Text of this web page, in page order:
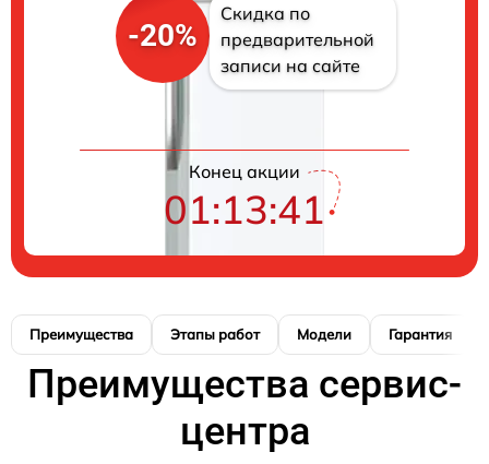
-20%
Скидка по
предварительной
записи на сайте
Конец акции
01:13:40
Преимущества Этапы работ Модели Гарантия
Преимущества сервис-
центра